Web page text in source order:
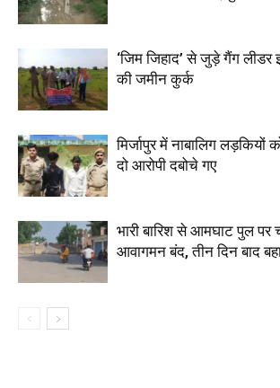
‘जिम जिहाद’ से जुड़े गैंग लीडर
की जमीन कुर्क
मिर्जापुर में नाबालिग
दो आरोपी दबोचे गए
भारी बारिश से आमघाट पुल पर
आवागमन बंद, तीन दिन बाद